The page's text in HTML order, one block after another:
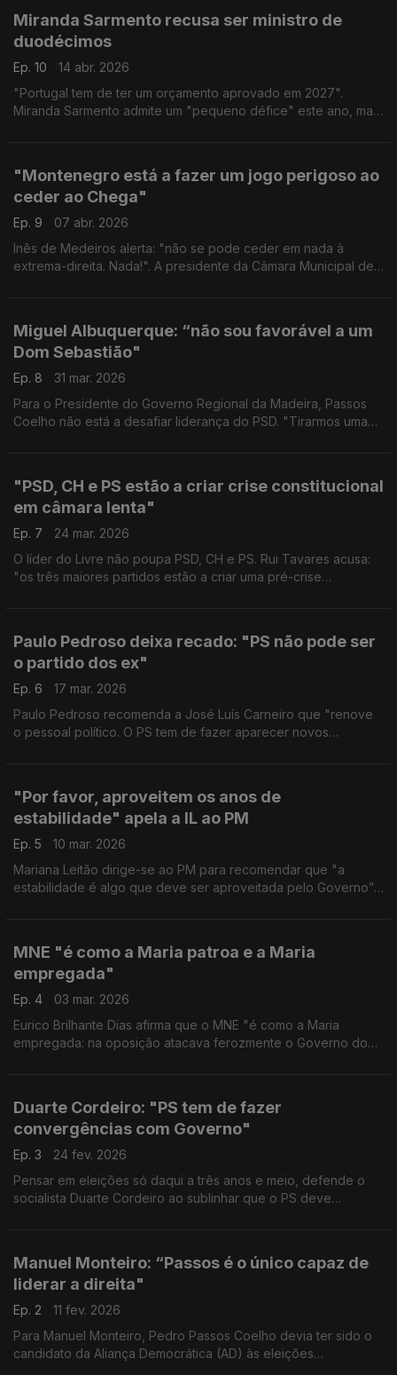
Miranda Sarmento recusa ser ministro de
duodécimos
Ep. 10
14 abr. 2026
"Portugal tem de ter um orçamento aprovado em 2027".
Miranda Sarmento admite um "pequeno défice" este ano, mas
"Montenegro está a fazer um jogo perigoso ao
ceder ao Chega"
Ep. 9
07 abr. 2026
Inês de Medeiros alerta: "não se pode ceder em nada à
extrema-direita. Nada!". A presidente da Câmara Municipal de
Miguel Albuquerque: “não sou favorável a um
Dom Sebastião"
Ep. 8
31 mar. 2026
Para o Presidente do Governo Regional da Madeira, Passos
Coelho não está a desafiar liderança do PSD. "Tirarmos uma
"PSD, CH e PS estão a criar crise constitucional
em câmara lenta"
Ep. 7
24 mar. 2026
O líder do Livre não poupa PSD, CH e PS. Rui Tavares acusa:
"os três maiores partidos estão a criar uma pré-crise
Paulo Pedroso deixa recado: "PS não pode ser
o partido dos ex"
Ep. 6
17 mar. 2026
Paulo Pedroso recomenda a José Luís Carneiro que "renove
o pessoal político. O PS tem de fazer aparecer novos
"Por favor, aproveitem os anos de
estabilidade" apela a IL ao PM
Ep. 5
10 mar. 2026
Mariana Leitão dirige-se ao PM para recomendar que "a
estabilidade é algo que deve ser aproveitada pelo Governo”.
MNE "é como a Maria patroa e a Maria
empregada"
Ep. 4
03 mar. 2026
Eurico Brilhante Dias afirma que o MNE "é como a Maria
empregada: na oposição atacava ferozmente o Governo do
Duarte Cordeiro: "PS tem de fazer
convergências com Governo"
Ep. 3
24 fev. 2026
Pensar em eleições só daqui a três anos e meio, defende o
socialista Duarte Cordeiro ao sublinhar que o PS deve
Manuel Monteiro: “Passos é o único capaz de
liderar a direita"
Ep. 2
11 fev. 2026
Para Manuel Monteiro, Pedro Passos Coelho devia ter sido o
candidato da Aliança Democrática (AD) às eleições